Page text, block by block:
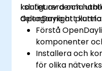
konfigurera och
OpenDaylight
I slutet av denna
deltagarna att
Förstå
komponenter
Installera och
för olika